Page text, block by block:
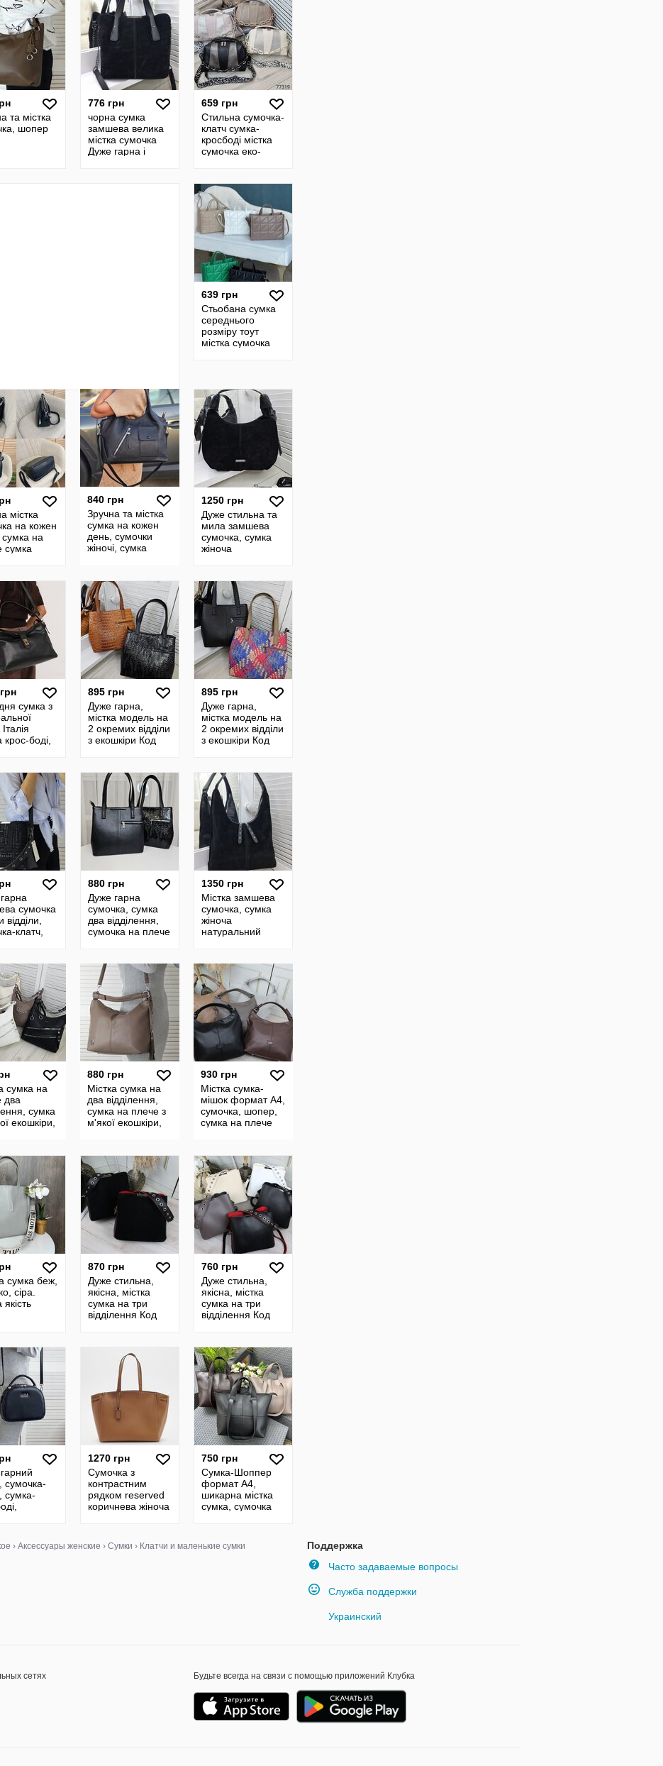
та містка
шопер
776 грн
чорна сумка
замшева велика
містка сумочка
Дуже гарна і
659 грн
Стильна сумочка-
клатч сумка-
кросбоді містка
сумочка еко-
639 грн
Стьобана сумка
середнього
розміру тоут
містка сумочка
містка
на кожен
на
сумка
840 грн
Зручна та містка
сумка на кожен
день, сумочки
жіночі, сумка
1250 грн
Дуже стильна та
мила замшева
сумочка, сумка
жіноча
сумка з
крос-боді,
895 грн
Дуже гарна,
містка модель на
2 окремих відділи
з екошкіри Код
895 грн
Дуже гарна,
містка модель на
2 окремих відділи
з екошкіри Код
сумочка
відділи,
клатч,
880 грн
Дуже гарна
сумочка, сумка
два відділення,
сумочка на плече
1350 грн
Містка замшева
сумочка, сумка
жіноча
натуральний
сумка на
два
сумка
екошкіри,
880 грн
Містка сумка на
два відділення,
сумка на плече з
м'якої екошкіри,
930 грн
Містка сумка-
мішок формат А4,
сумочка, шопер,
сумка на плече
сумка беж,
сіра.
870 грн
Дуже стильна,
якісна, містка
сумка на три
відділення Код
760 грн
Дуже стильна,
якісна, містка
сумка на три
відділення Код
сумочка-
сумка-
на плече
1270 грн
Сумочка з
контрастним
рядком reserved
коричнева жіноча
750 грн
Сумка-Шоппер
формат А4,
шикарна містка
сумка, сумочка
Поддержка
Часто задаваемые вопросы
Служба поддержки
Украинский
› Аксессуары женские › Сумки › Клатчи и маленькие сумки
сетях Будьте всегда на связи с помощью приложений Клубка